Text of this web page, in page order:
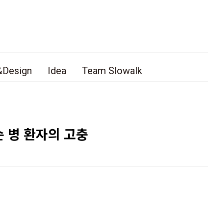
Idea Team Slowalk
병 환자의 고충